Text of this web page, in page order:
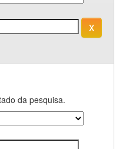
da pesquisa.